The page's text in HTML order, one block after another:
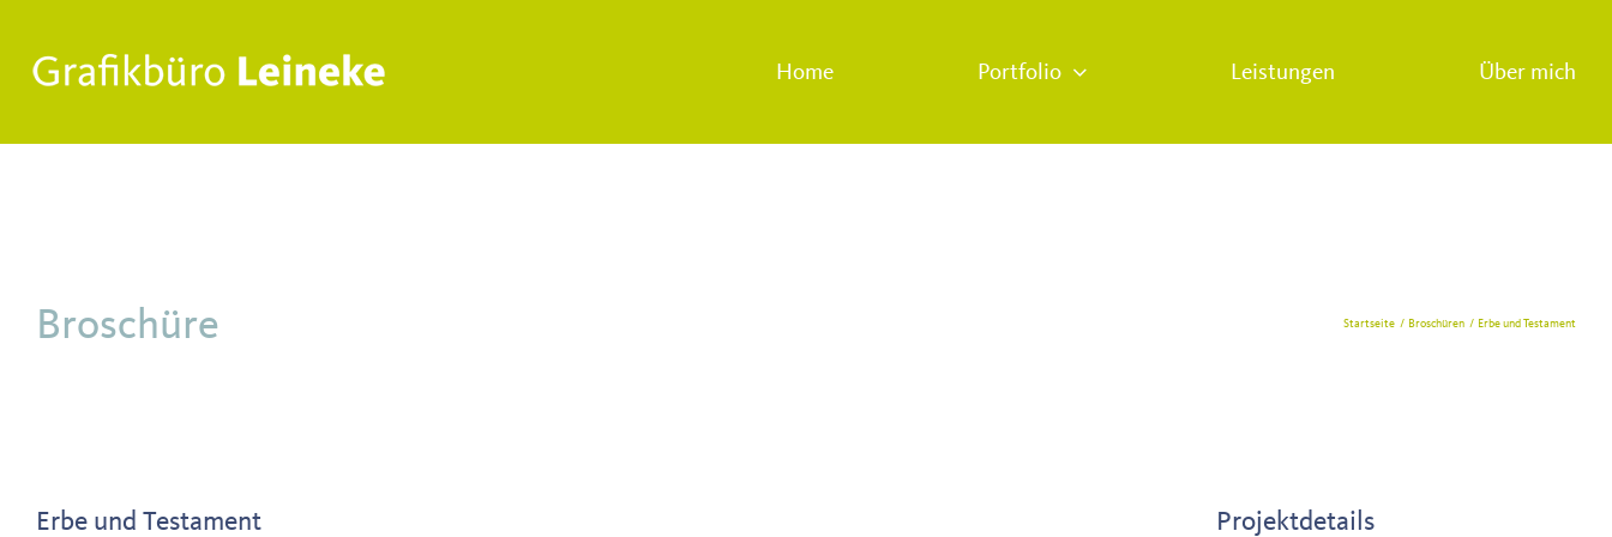
springen
Home Portfolio Leistungen Über mich
Broschüre Startseite Broschüren Erbe und Testament
Erbe und Testament Projektdetails